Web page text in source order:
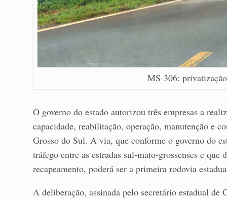
MS-306:
O governo do estado autorizou três empresas a
capacidade, reabilitação, operação, manutenção e
Grosso do Sul. A via, que conforme o governo do
tráfego entre as estradas sul-mato-grossenses e
recapeamento, poderá ser a primeira rodovia
A deliberação, assinada pelo secretário estadual de